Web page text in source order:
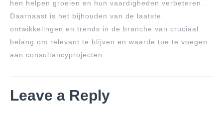
hen helpen groeien en hun vaardigheden verbeteren.
Daarnaast is het bijhouden van de laatste
ontwikkelingen en trends in de branche van cruciaal
belang om relevant te blijven en waarde toe te voegen
aan consultancyprojecten.
Leave a Reply